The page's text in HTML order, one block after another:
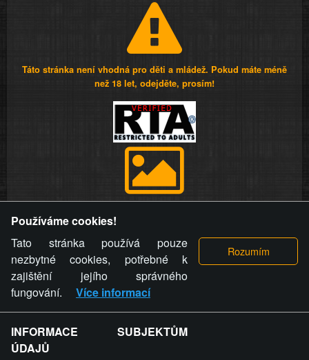
Táto stránka není vhodná pro děti a mládež. Pokud máte méně
než 18 let, odejděte, prosím!
videa a komentáře. Osoba, které se toto opatření provozovatele
stránky týče, ani osoba, která umístila fotografii nebo video na
stránku, nemůže z důvodu odstranění fotografie, videa nebo
komentáře pro výše uvedenou okolnost uplatnit vůči
provozovateli stránky žádný nárok na náhradu škody nebo
nemajetkové újmy.
ZVRÁCENÝ.CZ - Svět není zvrácenej. To jen
Používáme cookies!
Tato stránka používá pouze
nezbytné cookies, potřebné k
zajištění jejího správného
fungování.
Více informací
INFORMACE SUBJEKTŮM
ÚDAJŮ